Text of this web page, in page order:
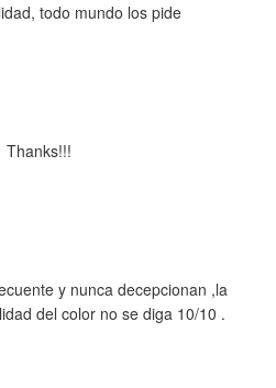
todo mundo los pide
y nunca decepcionan ,la
del color no se diga 10/10 .